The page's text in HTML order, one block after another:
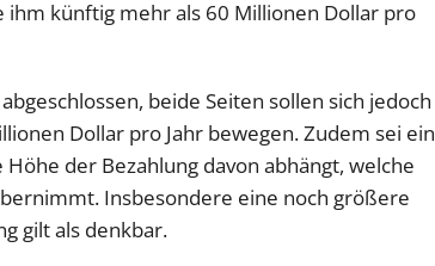
künftig mehr als 60 Millionen Dollar pro
beide Seiten sollen sich jedoch
Dollar pro Jahr bewegen. Zudem sei ein
der Bezahlung davon abhängt, welche
Insbesondere eine noch größere
gilt als denkbar.